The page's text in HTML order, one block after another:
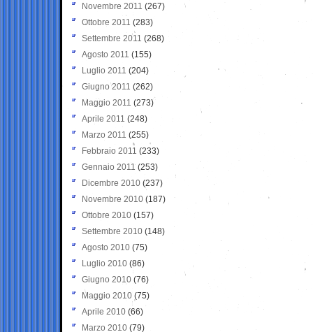
Novembre 2011 (267)
Ottobre 2011 (283)
Settembre 2011 (268)
Agosto 2011 (155)
Luglio 2011 (204)
Giugno 2011 (262)
Maggio 2011 (273)
Aprile 2011 (248)
Marzo 2011 (255)
Febbraio 2011 (233)
Gennaio 2011 (253)
Dicembre 2010 (237)
Novembre 2010 (187)
Ottobre 2010 (157)
Settembre 2010 (148)
Agosto 2010 (75)
Luglio 2010 (86)
Giugno 2010 (76)
Maggio 2010 (75)
Aprile 2010 (66)
Marzo 2010 (79)